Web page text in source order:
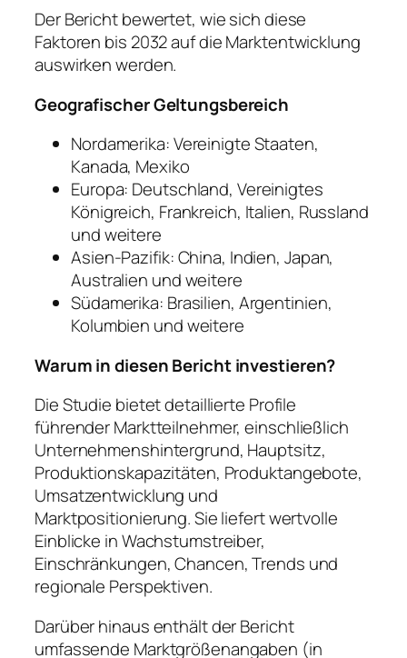
Der Bericht bewertet, wie sich diese
Faktoren bis 2032 auf die Marktentwicklung
auswirken werden.
Geografischer Geltungsbereich
Nordamerika: Vereinigte Staaten,
Kanada, Mexiko
Europa: Deutschland, Vereinigtes
Königreich, Frankreich, Italien, Russland
und weitere
Asien-Pazifik: China, Indien, Japan,
Australien und weitere
Südamerika: Brasilien, Argentinien,
Kolumbien und weitere
Warum in diesen Bericht investieren?
Die Studie bietet detaillierte Profile
führender Marktteilnehmer, einschließlich
Unternehmenshintergrund, Hauptsitz,
Produktionskapazitäten, Produktangebote,
Umsatzentwicklung und
Marktpositionierung. Sie liefert wertvolle
Einblicke in Wachstumstreiber,
Einschränkungen, Chancen, Trends und
regionale Perspektiven.
Darüber hinaus enthält der Bericht
umfassende Marktgrößenangaben (in